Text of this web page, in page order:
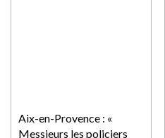
Aix-en-Provence : «
Messieurs les policiers